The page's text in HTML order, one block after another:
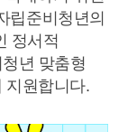
립준비청년의
정서적
년 맞춤형
지원합니다.